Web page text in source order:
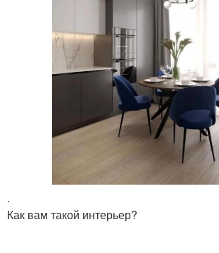
.
Как вам такой интерьер?